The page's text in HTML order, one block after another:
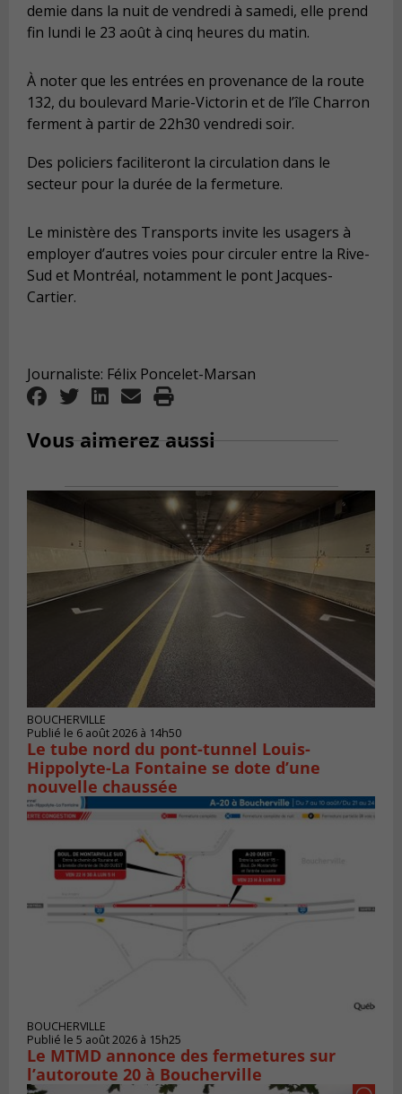
demie dans la nuit de vendredi à samedi, elle prend
fin lundi le 23 août à cinq heures du matin.
À noter que les entrées en provenance de la route
132, du boulevard Marie-Victorin et de l’île Charron
ferment à partir de 22h30 vendredi soir.
Des policiers faciliteront la circulation dans le
secteur pour la durée de la fermeture.
Le ministère des Transports invite les usagers à
employer d’autres voies pour circuler entre la Rive-
Sud et Montréal, notamment le pont Jacques-
Cartier.
Journaliste: Félix Poncelet-Marsan
Vous aimerez aussi
BOUCHERVILLE
Publié le 6 août 2026 à 14h50
Le tube nord du pont-tunnel Louis-
Hippolyte-La Fontaine se dote d’une
nouvelle chaussée
BOUCHERVILLE
Publié le 5 août 2026 à 15h25
Le MTMD annonce des fermetures sur
l’autoroute 20 à Boucherville